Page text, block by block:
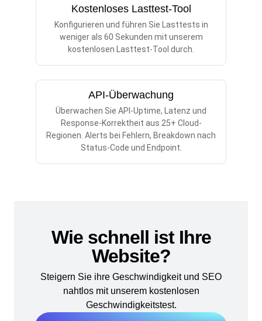
Kostenloses Lasttest-Tool
Konfigurieren und führen Sie Lasttests in
weniger als 60 Sekunden mit unserem
kostenlosen Lasttest-Tool durch.
API-Überwachung
Überwachen Sie API-Uptime, Latenz und
Response-Korrektheit aus 25+ Cloud-
Regionen. Alerts bei Fehlern, Breakdown nach
Status-Code und Endpoint.
Wie schnell ist Ihre
Website?
Steigern Sie ihre Geschwindigkeit und SEO
nahtlos mit unserem kostenlosen
Geschwindigkeitstest.